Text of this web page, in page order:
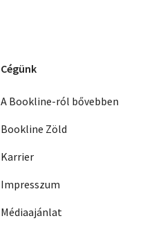
Cégünk
A Bookline-ról bővebben
Bookline Zöld
Karrier
Impresszum
Médiaajánlat